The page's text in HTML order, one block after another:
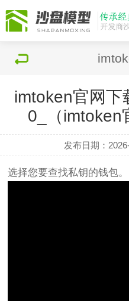
imtoken官网下
0_（imtoken
发布日期：
选择您要查找私钥的钱包。